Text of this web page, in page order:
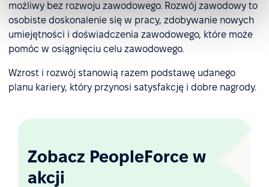
możliwy bez rozwoju zawodowego. Rozwój zawodowy to
osobiste doskonalenie się w pracy, zdobywanie nowych
umiejętności i doświadczenia zawodowego, które może
pomóc w osiągnięciu celu zawodowego.
Wzrost i rozwój stanowią razem podstawę udanego
planu kariery, który przynosi satysfakcję i dobre nagrody.
Zobacz PeopleForce w
akcji